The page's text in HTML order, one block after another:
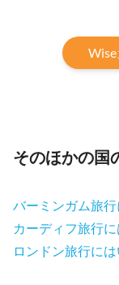
そのほかの国
バーミンガム旅
カーディフ旅行
ロンドン旅行に